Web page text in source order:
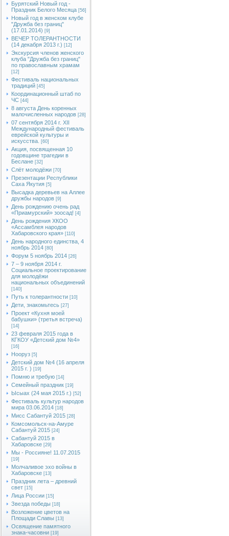
Бурятский Новый год -
Праздник Белого Месяца [56]
Новый год в женском клубе
"Дружба без границ"
(17.01.2014) [9]
ВЕЧЕР ТОЛЕРАНТНОСТИ
(14 декабря 2013 г.) [12]
Экскурсия членов женского
клуба "Дружба без границ"
по православным храмам
[12]
Фестиваль национальных
традиций [45]
Координационный штаб по
ЧС [44]
8 августа День коренных
малочисленных народов [28]
07 сентября 2014 г. XII
Международный фестиваль
еврейской культуры и
искусства.
[60]
Акция, посвященная 10
годовщине трагедии в
Беслане [32]
Слёт молодёжи [70]
Презентации Республики
Саха Якутия [5]
Высадка деревьев на Аллее
дружбы народов [9]
День рождению очень рад
«Приамурский» зоосад! [4]
День рождения ХКОО
«Ассамблея народов
Хабаровского края» [110]
День народного единства, 4
ноябрь 2014 [80]
Форум 5 ноябрь 2014 [26]
7 – 9 ноября 2014 г.
Социальное проектирование
для молодёжи
национальных объединений
[140]
Путь к толерантности [10]
Дети, знакомьтесь [27]
Проект «Кухня моей
бабушки» (третья встреча)
[14]
23 февраля 2015 года в
КГКОУ «Детский дом №4»
[16]
Нооруз [5]
Детский дом №4 (16 апреля
2015 г. ) [19]
Помню и требую [14]
Семейный праздник [19]
Ысыах (24 мая 2015 г.) [52]
Фестиваль культур народов
мира 03.06.2014 [18]
Мисс Сабантуй 2015 [28]
Комсомольск-на-Амуре
Сабантуй 2015 [24]
Сабантуй 2015 в
Хабаровске [29]
Мы - Россияне! 11.07.2015
[19]
Молчаливое эхо войны в
Хабаровске [13]
Праздник лета – древний
свет [15]
Лица России [15]
Звезда победы [18]
Возложение цветов на
Площади Славы [13]
Освящение памятного
знака-часовни [19]